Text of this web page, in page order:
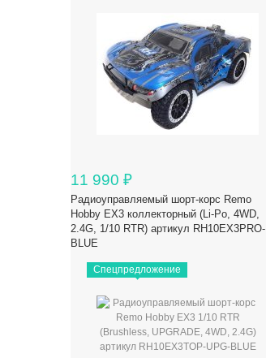
11 990 ₽
Радиоуправляемый шорт-корс Remo
Hobby EX3 коллекторный (Li-Po, 4WD,
2.4G, 1/10 RTR) артикул RH10EX3PRO-
BLUE
Спецпредложение